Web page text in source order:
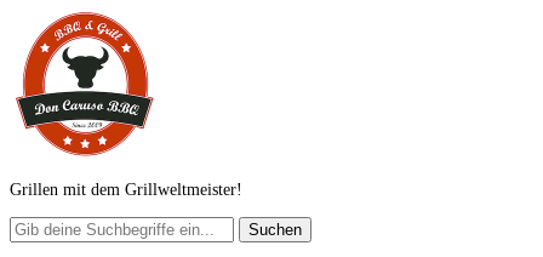
Grillen mit dem Grillweltmeister!